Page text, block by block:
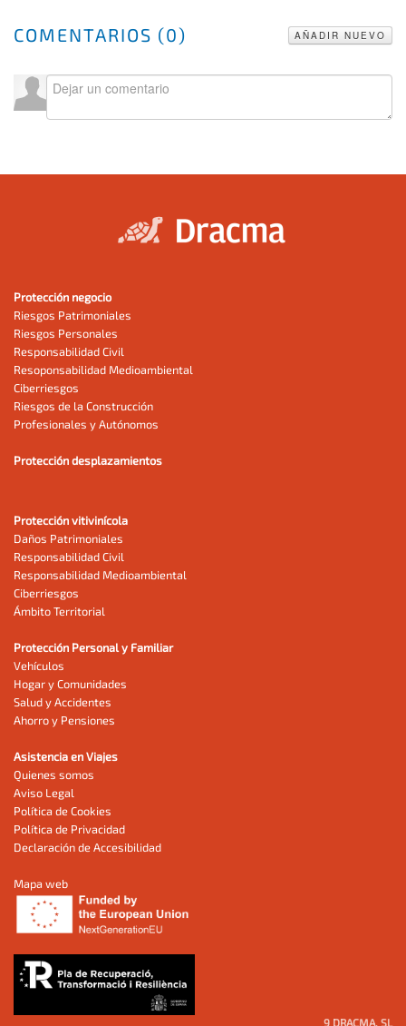
COMENTARIOS (0) AÑADIR NUEVO
Protección negocio
Riesgos Patrimoniales
Riesgos Personales
Responsabilidad Civil
Resoponsabilidad Medioambiental
Ciberriesgos
Riesgos de la Construcción
Profesionales y Autónomos
Protección desplazamientos
Protección vitivinícola
Daños Patrimoniales
Responsabilidad Civil
Responsabilidad Medioambiental
Ciberriesgos
Ámbito Territorial
Protección Personal y Familiar
Vehículos
Hogar y Comunidades
Salud y Accidentes
Ahorro y Pensiones
Asistencia en Viajes
Quienes somos
Aviso Legal
Política de Cookies
Política de Privacidad
Declaración de Accesibilidad
Mapa web
9 DRACMA, SL